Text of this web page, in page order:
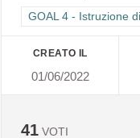
Filtra i risultati per
GOAL 4 - Istruzione
CREATO IL
01/06/2022
41 VOTI